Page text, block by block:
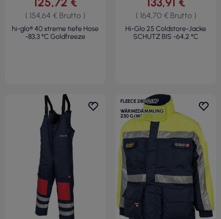
( 154,64 € Brutto )
hi-glo® 40 xtreme tiefe Hose
-83,3 °C Goldfreeze
( 164,70 € Brutto )
Hi-Glo 25 Coldstore-Jacke
SCHUTZ BIS -64,2 °C
FLEECE 280 G/M²
WÄRMEDÄMMUNG
230 G/M²